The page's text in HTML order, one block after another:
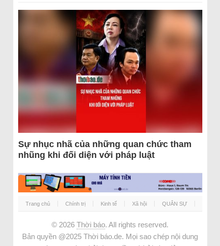
Sự nhục nhã của những quan chức tham
nhũng khi đối diện với pháp luật
Trang chủ Chính trị Kinh tế Xã hội QUÂN SỰ
© 2026 Thời báo. All rights reserved.
Bản quyền @2025 Thời báo.de. Mọi sao chép nội dung